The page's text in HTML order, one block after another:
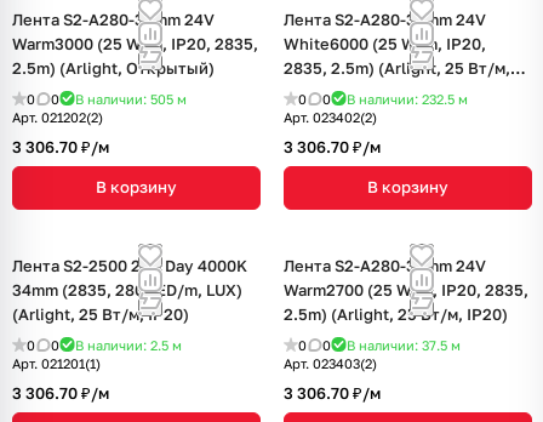
Лента S2-A280-34mm 24V
Warm3000 (25 W/m, IP20, 2835,
2.5m) (Arlight, Открытый)
0 0 В наличии: 505 м
Арт. 021202(2)
3 306.70 ₽/м
В корзину
Лента S2-A280-34mm 24V
White6000 (25 W/m, IP20,
2835, 2.5m) (Arlight, 25 Вт/м,
IP20)
0 0 В наличии: 232.5 м
Арт. 023402(2)
3 306.70 ₽/м
В корзину
Лента S2-2500 24V Day 4000K
34mm (2835, 280 LED/m, LUX)
(Arlight, 25 Вт/м, IP20)
0 0 В наличии: 2.5 м
Арт. 021201(1)
3 306.70 ₽/м
Лента S2-A280-34mm 24V
Warm2700 (25 W/m, IP20, 2835,
2.5m) (Arlight, 25 Вт/м, IP20)
0 0 В наличии: 37.5 м
Арт. 023403(2)
3 306.70 ₽/м